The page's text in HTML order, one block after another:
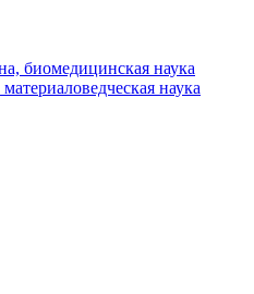
биомедицинская наука
наука